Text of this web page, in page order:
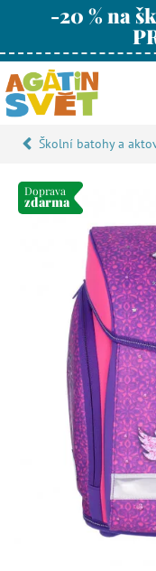
-20 % na
Školní batohy a
Doprava
zdarma